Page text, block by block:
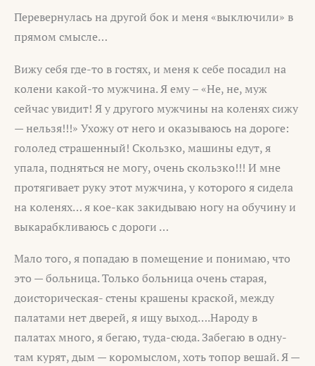
Перевернулась на другой бок и меня «выключили» в
прямом смысле…
Вижу себя где-то в гостях, и меня к себе посадил на
колени какой-то мужчина. Я ему – «Не, не, муж
сейчас увидит! Я у другого мужчины на коленях сижу
— нельзя!!!» Ухожу от него и оказываюсь на дороге:
гололед страшенный! Скользко, машины едут, я
упала, подняться не могу, очень скользко!!! И мне
протягивает руку этот мужчина, у которого я сидела
на коленях… я кое-как закидываю ногу на обучину и
выкарабкливаюсь с дороги …
Мало того, я попадаю в помещение и понимаю, что
это — больница. Только больница очень старая,
доисторическая- стены крашены краской, между
палатами нет дверей, я ищу выход….Народу в
палатах много, я бегаю, туда-сюда. Забегаю в одну-
там курят, дым — коромыслом, хоть топор вешай. Я —